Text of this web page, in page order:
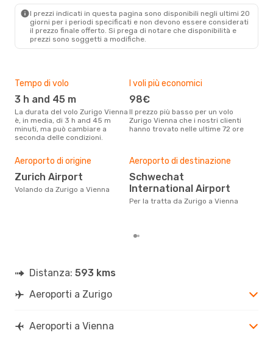
VIE- ZRH
I prezzi indicati in questa pagina sono disponibili negli ultimi 20
giorni per i periodi specificati e non devono essere considerati
il ​​prezzo finale offerto. Si prega di notare che disponibilità e
prezzi sono soggetti a modifiche.
Tempo di volo
3 h and 45 m
La durata del volo Zurigo Vienna
è, in media, di 3 h and 45 m
minuti, ma può cambiare a
seconda delle condizioni.
I voli più economici
98€
Il prezzo più basso per un volo
Zurigo Vienna che i nostri clienti
hanno trovato nelle ultime 72 ore
Aeroporto di origine
Zurich Airport
Volando da Zurigo a Vienna
Aeroporto di destinazione
Schwechat
International Airport
Per la tratta da Zurigo a Vienna
Distanza: 593 kms
Aeroporti a Zurigo
Aeroporti a Vienna